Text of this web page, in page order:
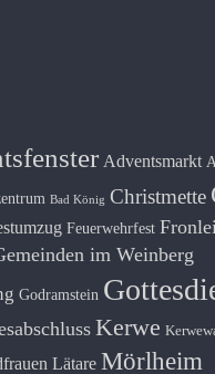
Adventsmarkt
Bad König Christmette
Feuerwehrfest
im Weinberg
Godramstein
Kerwe
Lätare Mörlheim